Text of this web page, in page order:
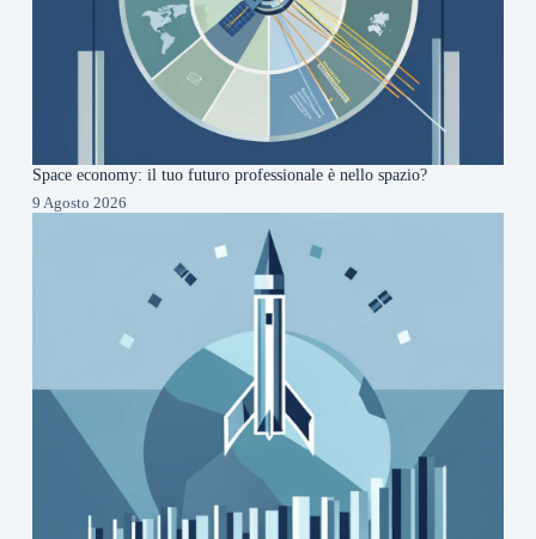
Space economy: il tuo futuro professionale è nello spazio?
9 Agosto 2026